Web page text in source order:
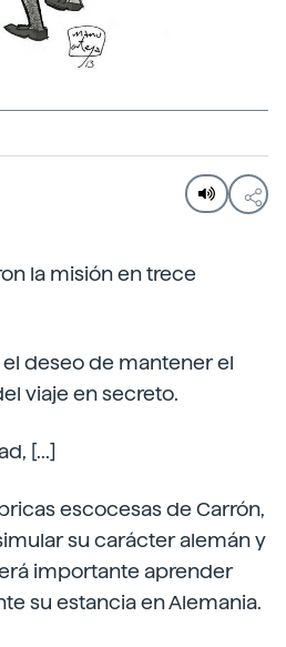
la misión en trece
deseo de mantener el
viaje en secreto.
[...]
escocesas de Carrón,
su carácter alemán y
importante aprender
su estancia en Alemania.